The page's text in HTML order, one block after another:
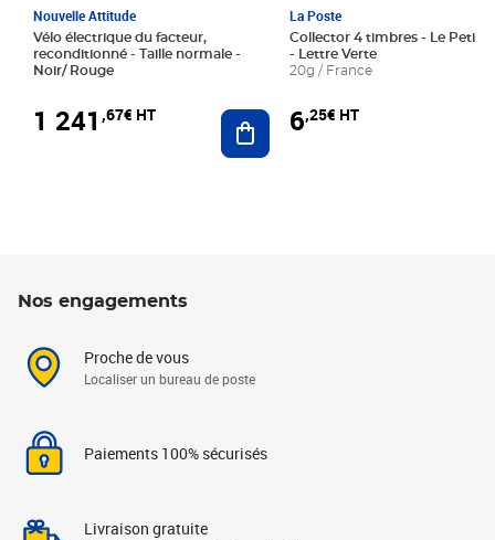
Nouvelle Attitude
Vélo électrique du facteur,
reconditionné - Taille normale -
Noir/ Rouge
1 241 ,67€ HT Ajouter au panier
La Poste
Collector 4 timbres - Le Petit
- Lettre Verte
20g / France
6,25€ HT
Nos engagements
Proche de vous
Localiser un bureau de poste
Paiements 100% sécurisés
Livraison gratuite